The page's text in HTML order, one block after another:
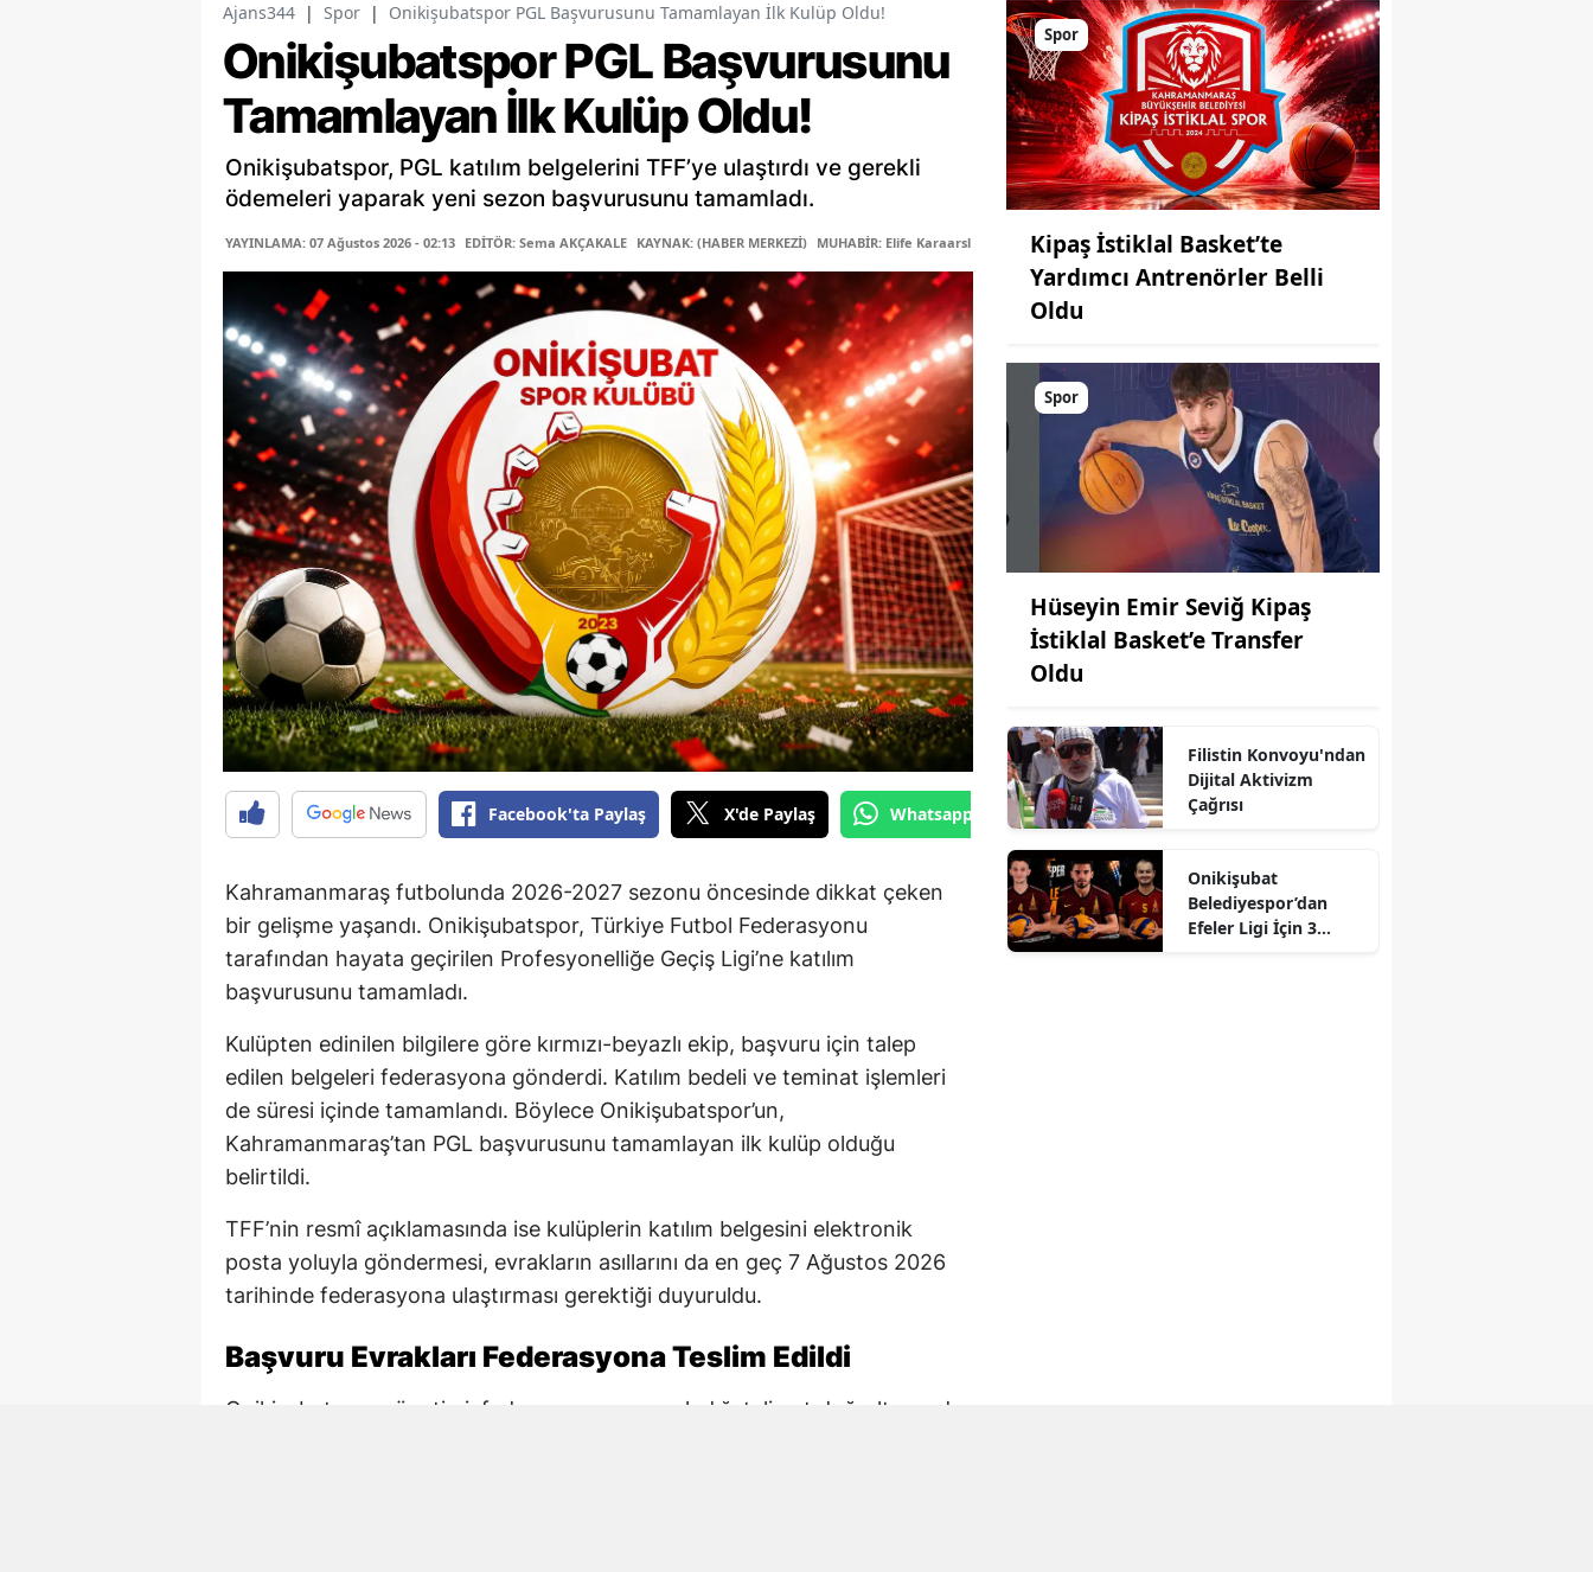
Ajans344 | Spor | Onikişubatspor PGL Başvurusunu Tamamlayan İlk Kulüp Oldu!
Onikişubatspor PGL Başvurusunu
Tamamlayan İlk Kulüp Oldu!
Onikişubatspor, PGL katılım belgelerini TFF’ye ulaştırdı ve gerekli
ödemeleri yaparak yeni sezon başvurusunu tamamladı.
YAYINLAMA: 07 Ağustos 2026 - 02:13 EDİTÖR: Sema AKÇAKALE KAYNAK: (HABER MERKEZİ) MUHABİR: Elife Karaarslan
Facebook'ta Paylaş X'de Paylaş Whatsapp'tan Gönder
Kahramanmaraş futbolunda 2026-2027 sezonu öncesinde dikkat çeken
bir gelişme yaşandı. Onikişubatspor, Türkiye Futbol Federasyonu
tarafından hayata geçirilen Profesyonelliğe Geçiş Ligi’ne katılım
başvurusunu tamamladı.
Kulüpten edinilen bilgilere göre kırmızı-beyazlı ekip, başvuru için talep
edilen belgeleri federasyona gönderdi. Katılım bedeli ve teminat işlemleri
de süresi içinde tamamlandı. Böylece Onikişubatspor’un,
Kahramanmaraş’tan PGL başvurusunu tamamlayan ilk kulüp olduğu
belirtildi.
TFF’nin resmî açıklamasında ise kulüplerin katılım belgesini elektronik
posta yoluyla göndermesi, evrakların asıllarını da en geç 7 Ağustos 2026
tarihinde federasyona ulaştırması gerektiği duyuruldu.
Başvuru Evrakları Federasyona Teslim Edildi
Onikişubatspor yönetimi, federasyonun yayımladığı talimat doğrultusunda
Spor
Kipaş İstiklal Basket’te
Yardımcı Antrenörler Belli
Oldu
Spor
Hüseyin Emir Seviğ Kipaş
İstiklal Basket’e Transfer
Oldu
Filistin Konvoyu'ndan
Dijital Aktivizm
Çağrısı
Onikişubat
Belediyespor’dan
Efeler Ligi İçin 3